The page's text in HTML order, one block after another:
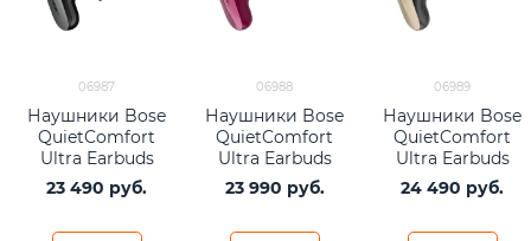
06987
Наушники Bose
QuietComfort
Ultra Earbuds
2nd Gen Black
23 490 руб.
06988
Наушники Bose
QuietComfort
Ultra Earbuds
2nd Gen Deep
Plum
23 990 руб.
06989
Наушники Bose
QuietComfort
Ultra Earbuds
2nd Gen Desert
Gold
24 490 руб.